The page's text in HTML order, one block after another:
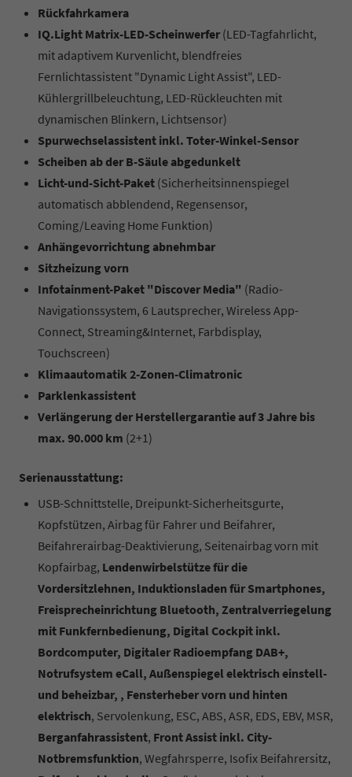
Rückfahrkamera
IQ.Light Matrix-LED-Scheinwerfer (LED-Tagfahrlicht,
mit adaptivem Kurvenlicht, blendfreies
Fernlichtassistent "Dynamic Light Assist", LED-
Kühlergrillbeleuchtung, LED-Rückleuchten mit
dynamischen Blinkern, Lichtsensor)
Spurwechselassistent inkl. Toter-Winkel-Sensor
Scheiben ab der B-Säule abgedunkelt
Licht-und-Sicht-Paket (Sicherheitsinnenspiegel
automatisch abblendend, Regensensor,
Coming/Leaving Home Funktion)
Anhängevorrichtung abnehmbar
Sitzheizung vorn
Infotainment-Paket "Discover Media" (Radio-
Navigationssystem, 6 Lautsprecher, Wireless App-
Connect, Streaming&Internet, Farbdisplay,
Touchscreen)
Klimaautomatik 2-Zonen-Climatronic
Parklenkassistent
Verlängerung der Herstellergarantie auf 3 Jahre bis
max. 90.000 km (2+1)
Serienausstattung:
USB-Schnittstelle, Dreipunkt-Sicherheitsgurte,
Kopfstützen, Airbag für Fahrer und Beifahrer,
Beifahrerairbag-Deaktivierung, Seitenairbag vorn mit
Kopfairbag, Lendenwirbelstütze für die
Vordersitzlehnen, Induktionsladen für Smartphones,
Freisprecheinrichtung Bluetooth, Zentralverriegelung
mit Funkfernbedienung, Digital Cockpit inkl.
Bordcomputer, Digitaler Radioempfang DAB+,
Notrufsystem eCall, Außenspiegel elektrisch einstell-
und beheizbar, , Fensterheber vorn und hinten
elektrisch, Servolenkung, ESC, ABS, ASR, EDS, EBV, MSR,
Berganfahrassistent, Front Assist inkl. City-
Notbremsfunktion, Wegfahrsperre, Isofix Beifahrersitz,